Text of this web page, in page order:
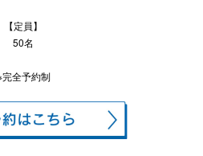
【定員】
50名
完全予約制